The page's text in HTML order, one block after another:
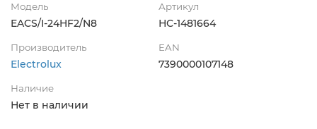
Модель
EACS/I-24HF2/N8
Артикул
НС-1481664
Производитель
Electrolux
EAN
7390000107148
Наличие
Нет в наличии